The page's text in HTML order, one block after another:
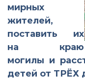
мирных
жителей,
поставить их
на краю
могилы и
детей от ТРЁХ